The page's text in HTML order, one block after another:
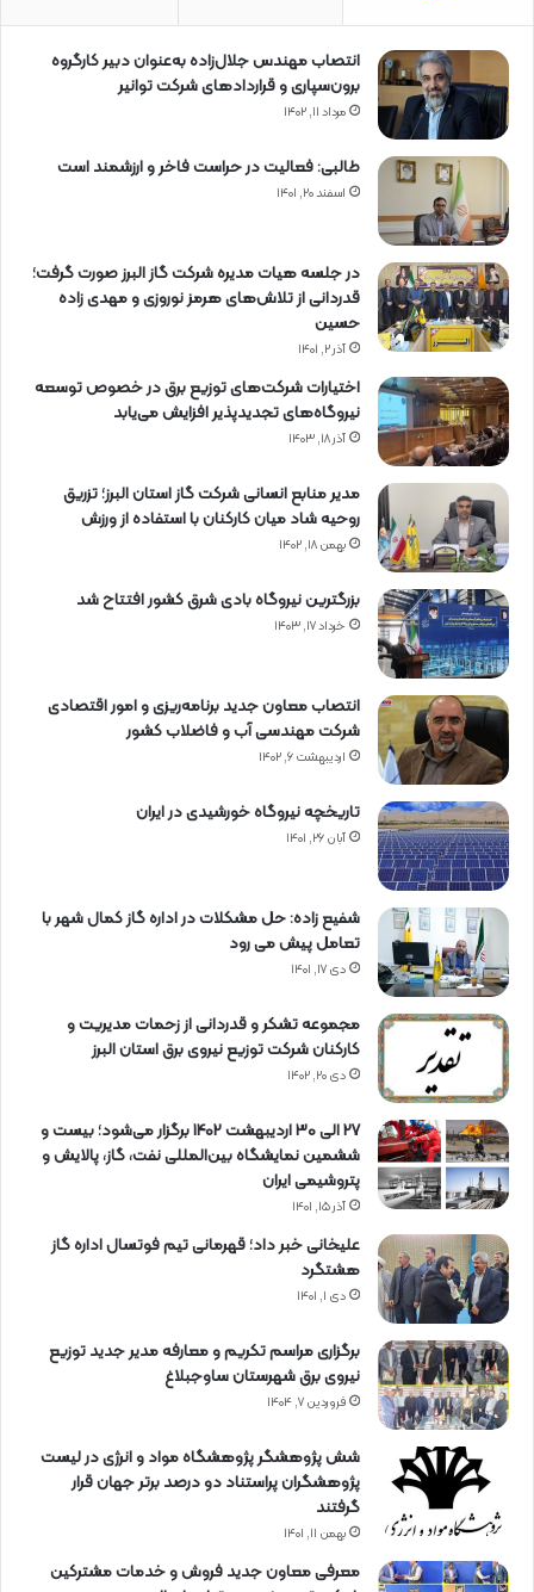
انتصاب مهندس جلال‌زاده به‌عنوان دبیر كارگروه
برون‌سپاری و قراردادهای شركت توانیر
مرداد ۱۱, ۱۴۰۲
طالبی: فعالیت در حراست فاخر و ارزشمند است
اسفند ۲۰, ۱۴۰۱
در جلسه هیات مدیره شرکت گاز البرز صورت گرفت؛
قدردانی از تلاش‌های هرمز نوروزی و مهدی زاده
حسین
آذر ۲, ۱۴۰۱
اختیارات شرکت‌های توزیع برق در خصوص توسعه
نیروگاه‌های تجدیدپذیر افزایش می‌یابد
آذر ۱۸, ۱۴۰۳
مدیر منابع انسانی شرکت گاز استان البرز؛ تزریق
روحیه شاد میان کارکنان با استفاده از ورزش
بهمن ۱۸, ۱۴۰۲
بزرگترین نیروگاه بادی شرق کشور افتتاح شد
خرداد ۱۷, ۱۴۰۳
انتصاب معاون جدید برنامه‌ریزی و امور اقتصادی
شرکت مهندسی آب و فاضلاب کشور
اردیبهشت ۶, ۱۴۰۲
تاریخچه نیروگاه خورشیدی در ایران
آبان ۲۶, ۱۴۰۱
شفیع زاده: حل مشکلات در اداره گاز کمال شهر با
تعامل پیش می رود
دی ۱۷, ۱۴۰۱
مجموعه تشکر و قدردانی از زحمات مدیریت و
کارکنان شرکت توزیع نیروی برق استان البرز
دی ۲۰, ۱۴۰۲
27 الی 30 اردیبهشت 1402 برگزار می‌شود؛ بیست و
ششمین نمایشگاه بین‌المللی نفت، گاز، پالایش و
پتروشیمی ایران
آذر ۱۵, ۱۴۰۱
علیخانی خبر داد؛ قهرمانی تیم فوتسال اداره گاز
هشتگرد
دی ۱, ۱۴۰۱
برگزاری مراسم تكریم و معارفه مدیر جدید توزیع
نیروی برق شهرستان ساوجبلاغ
فروردین ۷, ۱۴۰۴
شش پژوهشگر پژوهشگاه مواد و انرژی در لیست
پژوهشگران پراستناد دو درصد برتر جهان قرار
گرفتند
بهمن ۱۱, ۱۴۰۱
معرفی معاون جدید فروش و خدمات مشتركین